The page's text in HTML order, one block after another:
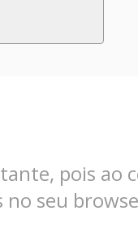
pois ao
no seu